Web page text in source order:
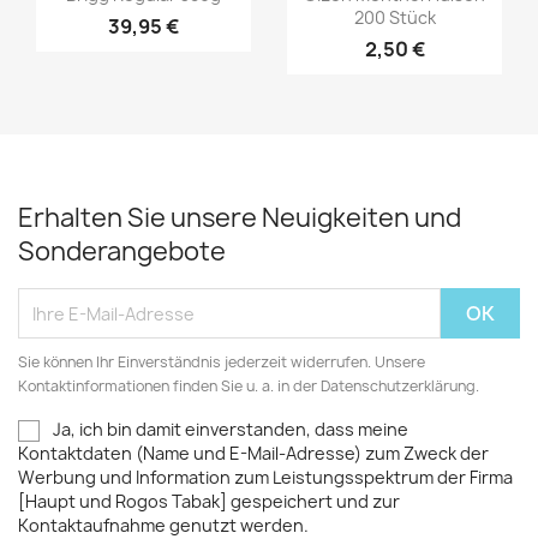
39,95 €
200 Stück
2,50 €
Erhalten Sie unsere Neuigkeiten und
Sonderangebote
Sie können Ihr Einverständnis jederzeit widerrufen. Unsere
Kontaktinformationen finden Sie u. a. in der Datenschutzerklärung.
Ja, ich bin damit einverstanden, dass meine
Kontaktdaten (Name und E-Mail-Adresse) zum Zweck der
Werbung und Information zum Leistungsspektrum der Firma
[Haupt und Rogos Tabak] gespeichert und zur
Kontaktaufnahme genutzt werden.